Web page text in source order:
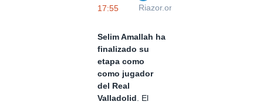
17:55
Riazor.org
Selim Amallah ha
finalizado su
etapa como
como jugador
del Real
Valladolid. El